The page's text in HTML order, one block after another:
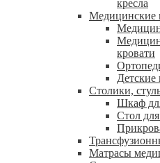
кресла
Медицинские
кровати
Детские
Столики,
Шкаф
Стол для
Матрасы